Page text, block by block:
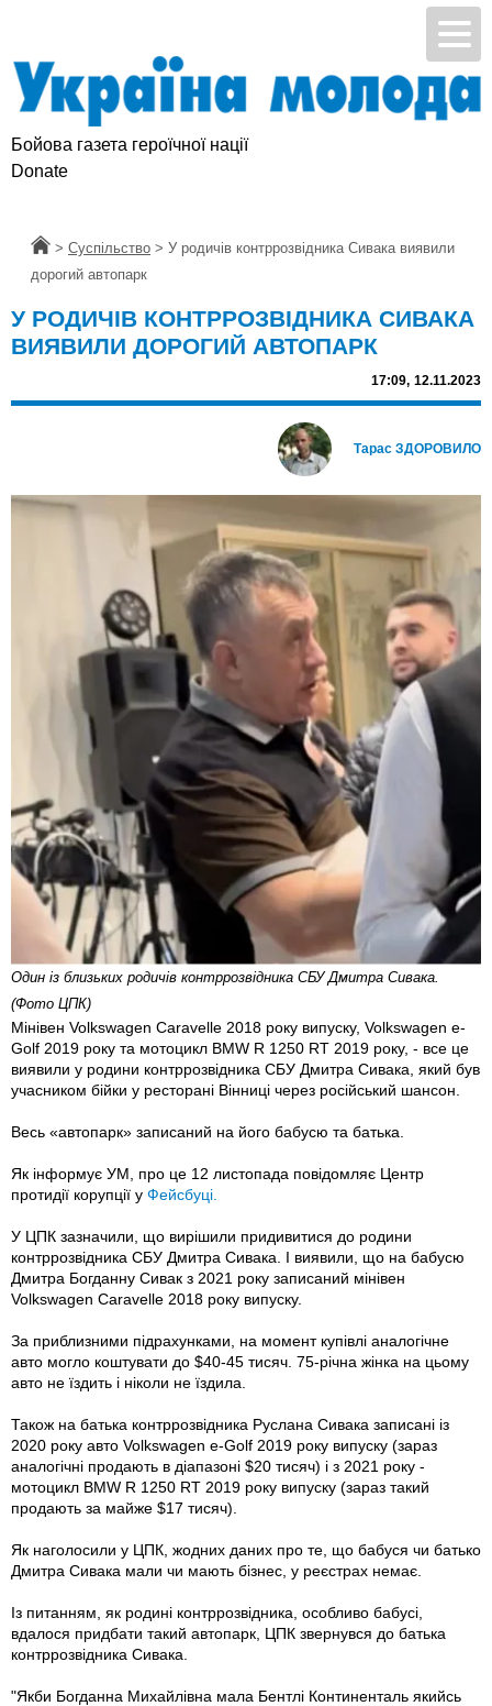
Бойова газета героїчної нації
Donate
Головна
> Суспільство > У родичів контррозвідника Сивака виявили
дорогий автопарк
У РОДИЧІВ КОНТРРОЗВІДНИКА СИВАКА
ВИЯВИЛИ ДОРОГИЙ АВТОПАРК
17:09, 12.11.2023
Тарас ЗДОРОВИЛО
Один із близьких родичів контррозвідника СБУ Дмитра Сивака.
(Фото ЦПК)
Мінівен Volkswagen Caravelle 2018 року випуску, Volkswagen e-
Golf 2019 року та мотоцикл BMW R 1250 RT 2019 року, - все це
виявили у родини контррозвідника СБУ Дмитра Сивака, який був
учасником бійки у ресторані Вінниці через російський шансон.
Весь «автопарк» записаний на його бабусю та батька.
Як інформує УМ, про це 12 листопада повідомляє Центр
протидії корупції у Фейсбуці.
У ЦПК зазначили, що вирішили придивитися до родини
контррозвідника СБУ Дмитра Сивака. І виявили, що на бабусю
Дмитра Богданну Сивак з 2021 року записаний мінівен
Volkswagen Caravelle 2018 року випуску.
За приблизними підрахунками, на момент купівлі аналогічне
авто могло коштувати до $40-45 тисяч. 75-річна жінка на цьому
авто не їздить і ніколи не їздила.
Також на батька контррозвідника Руслана Сивака записані із
2020 року авто Volkswagen e-Golf 2019 року випуску (зараз
аналогічні продають в діапазоні $20 тисяч) і з 2021 року -
мотоцикл BMW R 1250 RT 2019 року випуску (зараз такий
продають за майже $17 тисяч).
Як наголосили у ЦПК, жодних даних про те, що бабуся чи батько
Дмитра Сивака мали чи мають бізнес, у реєстрах немає.
Із питанням, як родині контррозвідника, особливо бабусі,
вдалося придбати такий автопарк, ЦПК звернувся до батька
контррозвідника Сивака.
"Якби Богданна Михайлівна мала Бентлі Континенталь якийсь